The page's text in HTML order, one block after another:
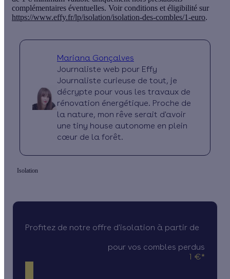
complémentaires éventuelles. Voir conditions et éligibilité sur
https://www.effy.fr/lp/isolation/isolation-des-combles/1-euro.
Mariana Gonçalves
Journaliste web pour Effy
Journaliste curieuse de tout, je
décrypte pour vous les travaux de
rénovation énergétique. Proche de
la nature, mon rêve serait d'avoir
une tiny house autonome en plein
cœur de la forêt.
Isolation
Profitez de notre offre d'isolation à partir de
pour vos combles perdus
1 €*